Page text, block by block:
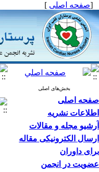
[صفحه اصلی ]
بخش‌های اصلی
صفحه اصلی
اطلاعات نشریه
آرشیو مجله و مقالات
ارسال الکترونیکی مقاله
برای داوران
عضویت در انجمن